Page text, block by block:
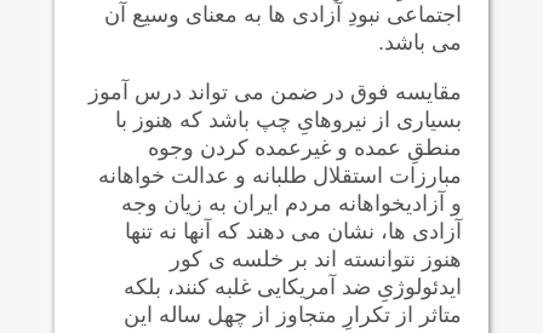
اجتماعی نبودِ آزادی ها به معنای وسیع آن
می باشد.
مقایسه فوق در ضمن می تواند درس آموز
بسیاری از نیروهایِ چپ باشد که هنوز با
منطقِ عمده و غیرعمده کردن وجوه
مبارزات استقلال طلبانه و عدالت خواهانه
و آزادیخواهانه مردم ایران به زیان وجه
آزادی ها، نشان می دهند که آنها نه تنها
هنوز نتوانسته اند بر خلسه ی کور
ایدئولوژیِ ضد آمریکایی غلبه کنند، بلکه
متاثر از تکرارِ متجاوز از چهل ساله این